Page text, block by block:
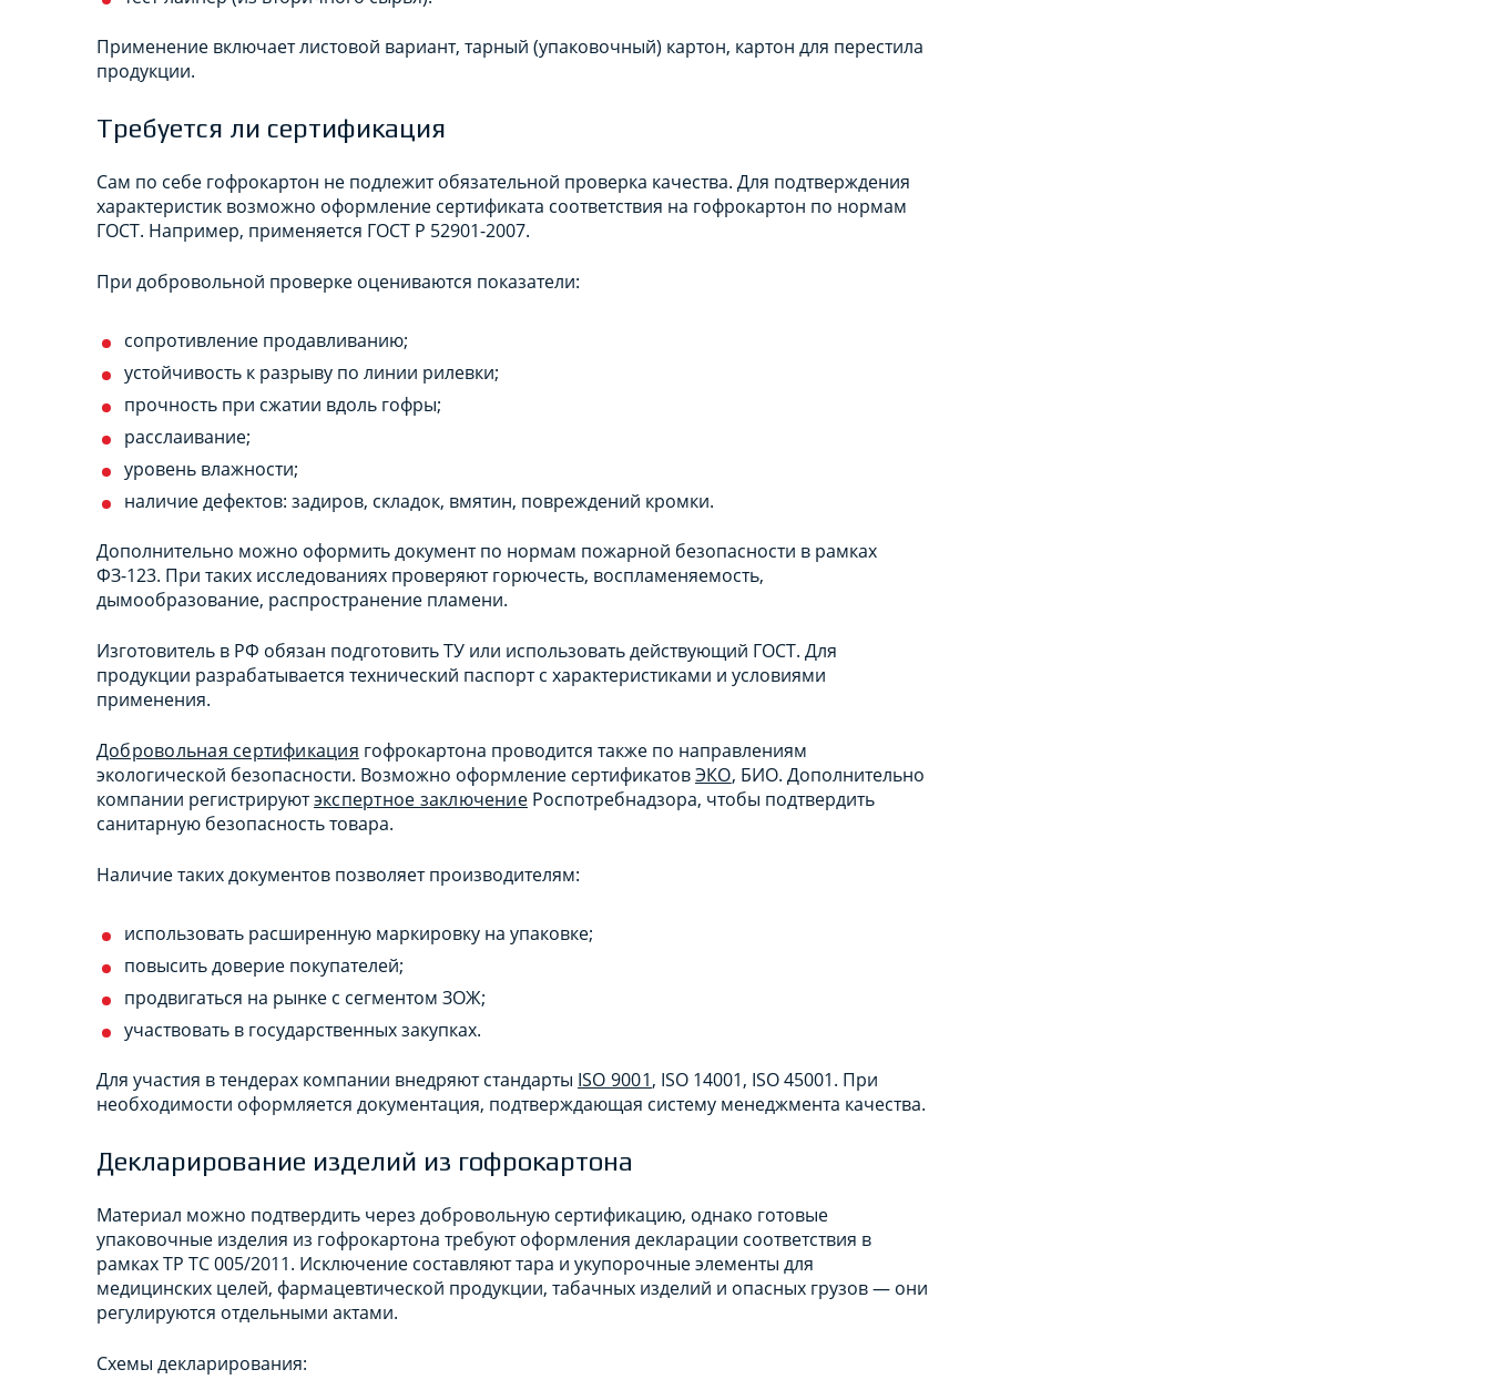
Применение включает листовой вариант, тарный (упаковочный) картон, картон для перестила
продукции.
Требуется ли сертификация
Сам по себе гофрокартон не подлежит обязательной проверка качества. Для подтверждения
характеристик возможно оформление сертификата соответствия на гофрокартон по нормам
ГОСТ. Например, применяется ГОСТ Р 52901-2007.
При добровольной проверке оцениваются показатели:
сопротивление продавливанию;
устойчивость к разрыву по линии рилевки;
прочность при сжатии вдоль гофры;
расслаивание;
уровень влажности;
наличие дефектов: задиров, складок, вмятин, повреждений кромки.
Дополнительно можно оформить документ по нормам пожарной безопасности в рамках
ФЗ-123. При таких исследованиях проверяют горючесть, воспламеняемость,
дымообразование, распространение пламени.
Изготовитель в РФ обязан подготовить ТУ или использовать действующий ГОСТ. Для
продукции разрабатывается технический паспорт с характеристиками и условиями
применения.
Добровольная сертификация гофрокартона проводится также по направлениям
экологической безопасности. Возможно оформление сертификатовЭКО, БИО. Дополнительно
компании регистрируютэкспертное заключениеРоспотребнадзора, чтобы подтвердить
санитарную безопасность товара.
Наличие таких документов позволяет производителям:
использовать расширенную маркировку на упаковке;
повысить доверие покупателей;
продвигаться на рынке с сегментом ЗОЖ;
участвовать в государственных закупках.
Для участия в тендерах компании внедряют стандарты ISO 9001, ISO 14001, ISO 45001. При
необходимости оформляется документация, подтверждающая систему менеджмента качества.
Декларирование изделий из гофрокартона
Материал можно подтвердить через добровольную сертификацию, однако готовые
упаковочные изделия из гофрокартона требуют оформления декларации соответствия в
рамках ТР ТС 005/2011. Исключение составляют тара и укупорочные элементы для
медицинских целей, фармацевтической продукции, табачных изделий и опасных грузов — они
регулируются отдельными актами.
Схемы декларирования: